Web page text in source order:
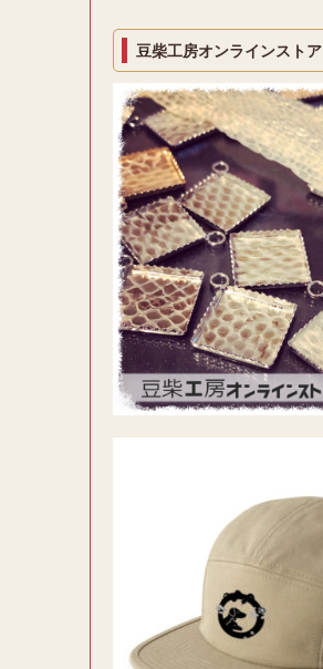
豆柴工房オンラインストア